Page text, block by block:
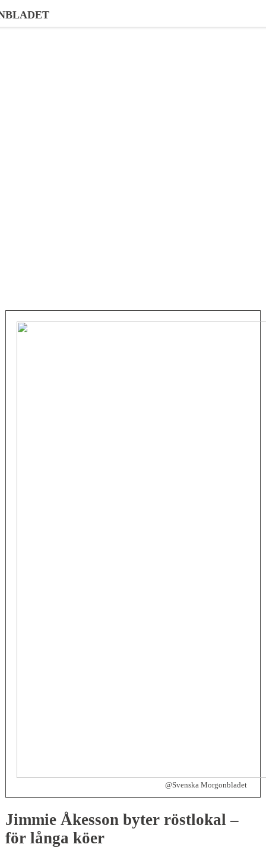
@Svenska Morgonbladet
Jimmie Åkesson byter röstlokal –
för långa köer